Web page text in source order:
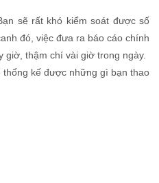
sẽ rất khó kiểm soát được số
đó, việc đưa ra báo cáo chính
thậm chí vài giờ trong ngày.
thống kế được những gì bạn thao